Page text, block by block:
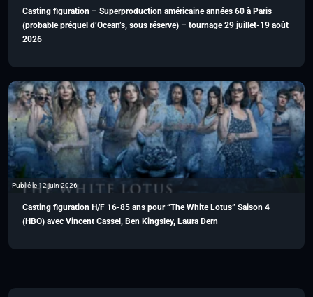
Casting figuration – Superproduction américaine années 60 à Paris
(probable préquel d’Ocean’s, sous réserve) – tournage 29 juillet-19 août
2026
Publié le 12 juin 2026
Casting figuration H/F 16-85 ans pour “The White Lotus” Saison 4
(HBO) avec Vincent Cassel, Ben Kingsley, Laura Dern